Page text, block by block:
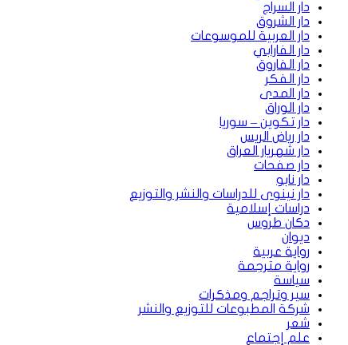
دار السراج
دار الشروق
دار العربية للموسوعات
دار الفارابي
دار الفاروق
دار الفكر
دار المدى
دار الوراق
دار تكوين – سوريا
دار رياض الريس
دار شهريار العراق
دار صفحات
دار نابو
دار نينوى للدراسات والنشر والتوزيع
دراسات إسلامية
دكان طروس
ديوان
رواية عربية
رواية مترجمة
سياسة
سير وتراجم ومذكرات
شركة المطبوعات للتوزيع والنشر
شعر
علم إجتماع